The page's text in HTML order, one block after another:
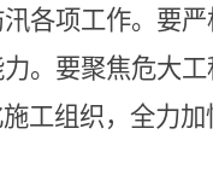
各项工作。要
。要聚焦危大
工组织，全力